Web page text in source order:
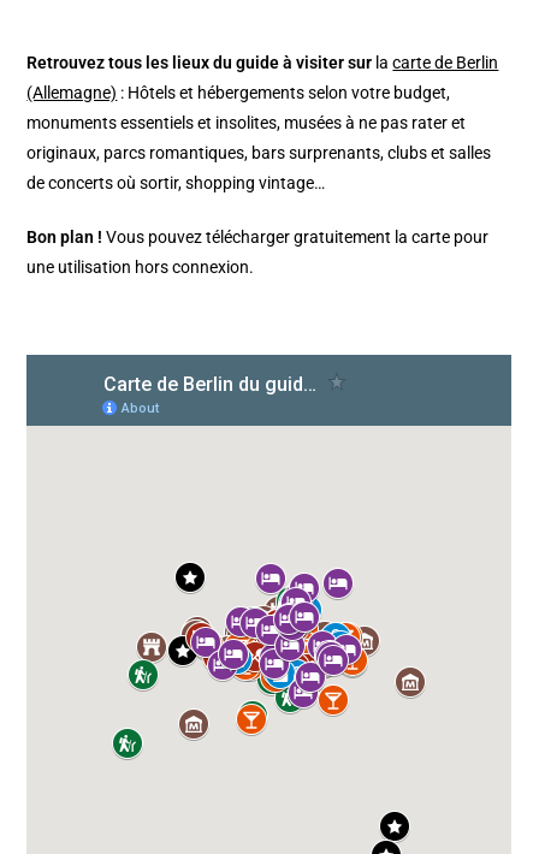
Retrouvez tous les lieux du guide à visiter sur lacarte de Berlin
(Allemagne) : Hôtels et hébergements selon votre budget,
monuments essentiels et insolites, musées à ne pas rater et
originaux, parcs romantiques, bars surprenants, clubs et salles
de concerts où sortir, shopping vintage…
Bon plan !Vous pouvez télécharger gratuitement la carte pour
une utilisation hors connexion.